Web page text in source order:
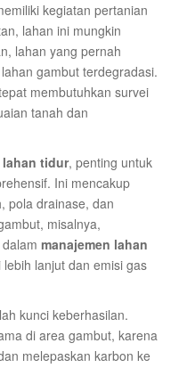
kegiatan pertanian
lahan ini mungkin
lahan yang pernah
gambut terdegradasi.
membutuhkan survei
tanah dan
tidur, penting untuk
Ini mencakup
pola drainase, dan
misalnya,
manajemen lahan
lanjut dan emisi gas
kunci keberhasilan.
di area gambut, karena
melepaskan karbon ke